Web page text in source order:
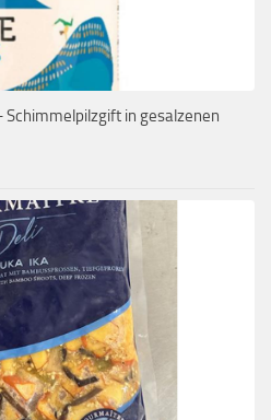
Schimmelpilzgift in gesalzenen